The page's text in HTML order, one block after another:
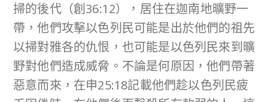
掃的後代（創36:12），居住在迦南地曠野一
帶，他們攻擊以色列民可能是出於他們的祖先
以掃對雅各的仇恨，也可能是以色列民來到曠
野對他們造成威脅。不論是何原因，他們帶著
惡意而來，在申25:18記載他們趁以色列民疲